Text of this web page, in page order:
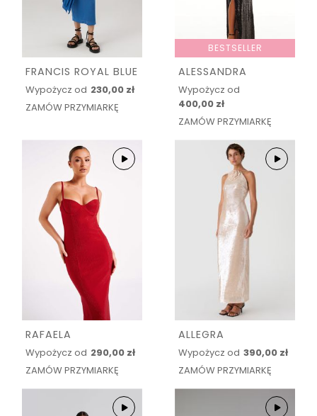
FRANCIS ROYAL BLUE
Wypożycz od 230,00 zł
ZAMÓW PRZYMIARKĘ
BESTSELLER
ALESSANDRA
Wypożycz od
400,00 zł
ZAMÓW PRZYMIARKĘ
RAFAELA
Wypożycz od 290,00 zł
ZAMÓW PRZYMIARKĘ
ALLEGRA
Wypożycz od 390,00 zł
ZAMÓW PRZYMIARKĘ